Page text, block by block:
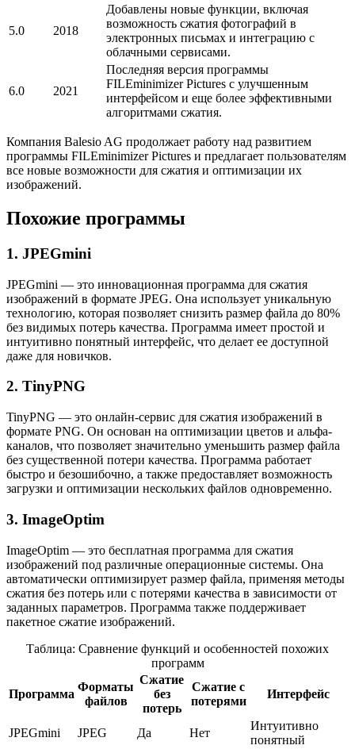
5.0 2018
Добавлены новые функции, включая
возможность сжатия фотографий в
электронных письмах и интеграцию с
облачными сервисами.
6.0 2021
Последняя версия программы
FILEminimizer Pictures с улучшенным
интерфейсом и еще более эффективными
алгоритмами сжатия.
Компания Balesio AG продолжает работу над развитием
программы FILEminimizer Pictures и предлагает пользователям
все новые возможности для сжатия и оптимизации их
изображений.
Похожие программы
1. JPEGmini
JPEGmini — это инновационная программа для сжатия
изображений в формате JPEG. Она использует уникальную
технологию, которая позволяет снизить размер файла до 80%
без видимых потерь качества. Программа имеет простой и
интуитивно понятный интерфейс, что делает ее доступной
даже для новичков.
2. TinyPNG
TinyPNG — это онлайн-сервис для сжатия изображений в
формате PNG. Он основан на оптимизации цветов и альфа-
каналов, что позволяет значительно уменьшить размер файла
без существенной потери качества. Программа работает
быстро и безошибочно, а также предоставляет возможность
загрузки и оптимизации нескольких файлов одновременно.
3. ImageOptim
ImageOptim — это бесплатная программа для сжатия
изображений под различные операционные системы. Она
автоматически оптимизирует размер файла, применяя методы
сжатия без потерь или с потерями качества в зависимости от
заданных параметров. Программа также поддерживает
пакетное сжатие изображений.
Таблица: Сравнение функций и особенностей похожих
программ
Программа
Форматы
файлов
Сжатие
без
потерь
Сжатие с
потерями
Интерфейс
JPEGmini JPEG Да Нет
Интуитивно
понятный